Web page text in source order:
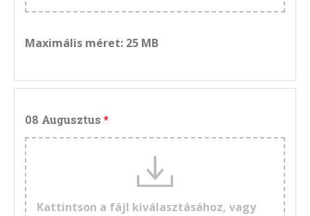
Maximális méret: 25 MB
08 Augusztus
Kattintson a fájl kiválasztásához, vagy